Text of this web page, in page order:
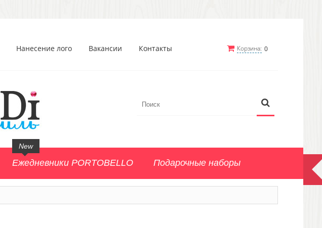
Корзина: 0
Нанесение лого Вакансии Контакты
Ежедневники PORTOBELLO
New
Подарочные наборы